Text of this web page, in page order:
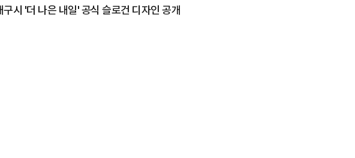
시 '더 나은 내일' 공식 슬로건 디자인 공개